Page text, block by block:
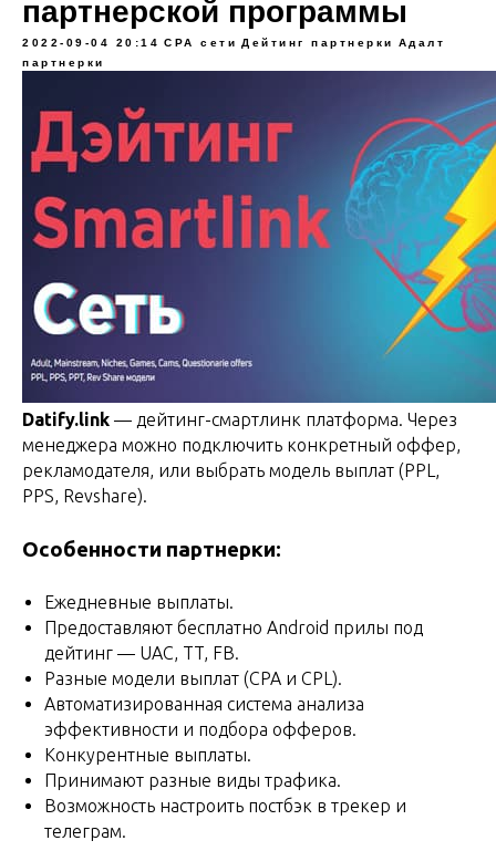
партнерской программы
2022-09-04 20:14 CPA сети Дейтинг партнерки
Адалт
партнерки
Datify.link — дейтинг-смартлинк платформа. Через
менеджера можно подключить конкретный оффер,
рекламодателя, или выбрать модель выплат (PPL,
PPS, Revshare).
Особенности партнерки:
Ежедневные выплаты.
Предоставляют бесплатно Android прилы под
дейтинг — UAC, TT, FB.
Разные модели выплат (CPA и CPL).
Автоматизированная система анализа
эффективности и подбора офферов.
Конкурентные выплаты.
Принимают разные виды трафика.
Возможность настроить постбэк в трекер и
телеграм.